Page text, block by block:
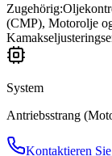
Zugehörig:
(CMP), Motorolje
System
Antriebsstrang
Kontaktieren